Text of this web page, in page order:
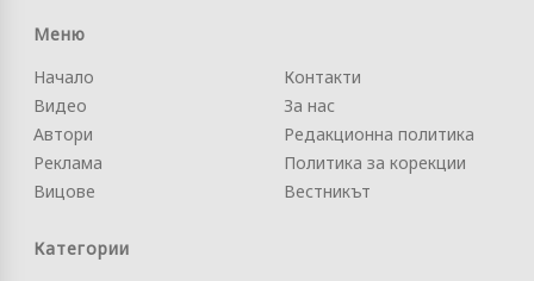
Меню
Начало
Видео
Автори
Реклама
Вицове
Контакти
За нас
Редакционна политика
Политика за корекции
Вестникът
Категории